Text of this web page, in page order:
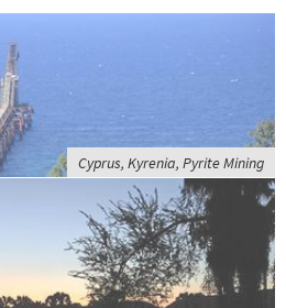
Cyprus, Kyrenia, Pyrite Mining